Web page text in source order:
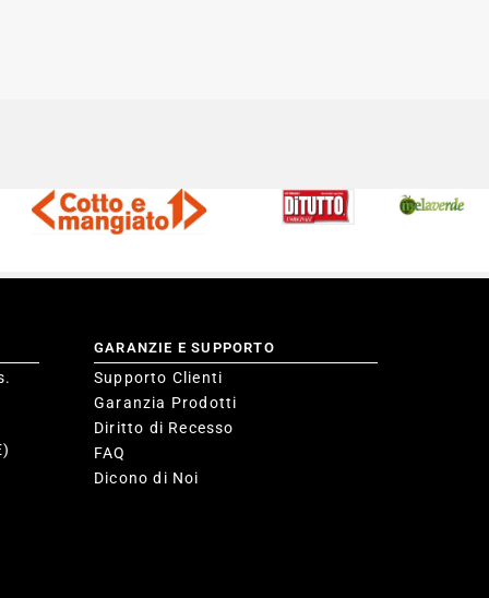
GARANZIE E SUPPORTO
Supporto Clienti
Garanzia Prodotti
Diritto di Recesso
FAQ
Dicono di Noi